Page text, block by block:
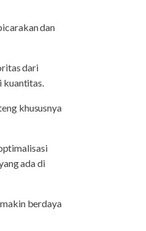
dan
dari
kuantitas.
khususnya
ada di
berdaya